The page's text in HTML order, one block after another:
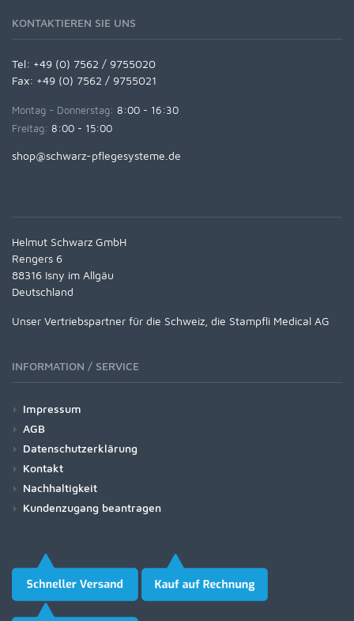
KONTAKTIEREN SIE UNS
Tel: +49 (0) 7562 / 9755020
Fax: +49 (0) 7562 / 9755021
Montag - Donnerstag: 8:00 - 16:30
Freitag: 8:00 - 15:00
shop@schwarz-pflegesysteme.de
Helmut Schwarz GmbH
Rengers 6
88316 Isny im Allgäu
Deutschland
Unser Vertriebspartner für die Schweiz, die Stampfli Medical AG
INFORMATION / SERVICE
Impressum
AGB
Datenschutzerklärung
Kontakt
Nachhaltigkeit
Kundenzugang beantragen